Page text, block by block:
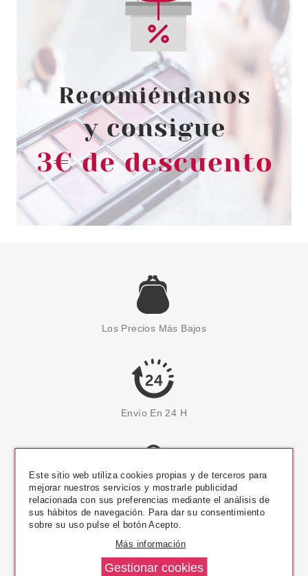
Los Precios Más Bajos
Envío En 24 H
Pago Seguro
Este sitio web utiliza cookies propias y de terceros para
mejorar nuestros servicios y mostrarle publicidad
relacionada con sus preferencias mediante el análisis de
sus hábitos de navegación. Para dar su consentimiento
sobre su uso pulse el botón Acepto.
Más información